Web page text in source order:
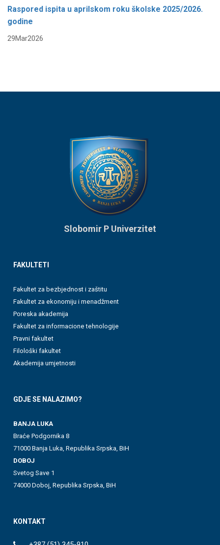
Raspored ispita u aprilskom roku školske 2025/2026.
godine
29Mar2026
Slobomir P Univerzitet
FAKULTETI
Fakultet za bezbjednost i zaštitu
Fakultet za ekonomiju i menadžment
Poreska akademija
Fakultet za informacione tehnologije
Pravni fakultet
Filološki fakultet
Akademija umjetnosti
GDJE SE NALAZIMO?
BANJA LUKA
Braće Podgornika 8
71000 Banja Luka, Republika Srpska, BiH
DOBOJ
Svetog Save 1
74000 Doboj, Republika Srpska, BiH
KONTAKT